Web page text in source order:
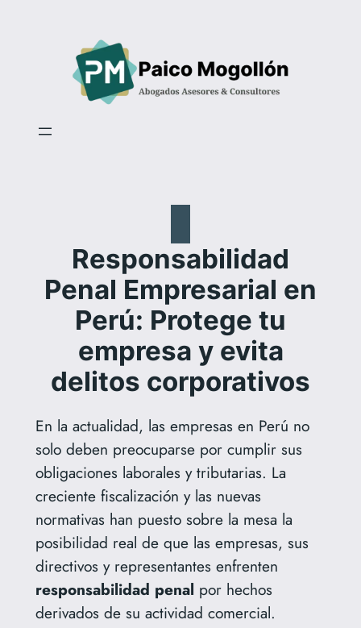
Responsabilidad
Penal Empresarial en
Perú: Protege tu
empresa y evita
delitos corporativos
En la actualidad, las empresas en Perú no
solo deben preocuparse por cumplir sus
obligaciones laborales y tributarias. La
creciente fiscalización y las nuevas
normativas han puesto sobre la mesa la
posibilidad real de que las empresas, sus
directivos y representantes enfrenten
responsabilidad penal por hechos
derivados de su actividad comercial.